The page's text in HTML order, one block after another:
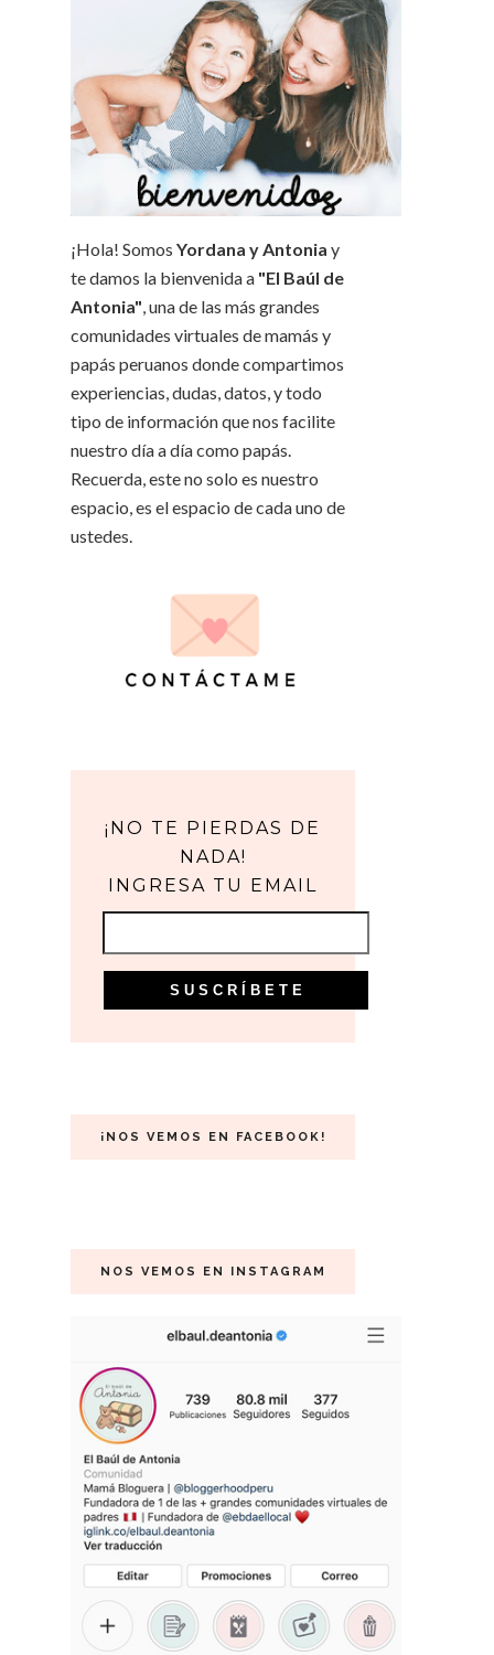
¡Hola! Somos Yordana y Antonia y
te damos la bienvenida a "El Baúl de
Antonia", una de las más grandes
comunidades virtuales de mamás y
papás peruanos donde compartimos
experiencias, dudas, datos, y todo
tipo de información que nos facilite
nuestro día a día como papás.
Recuerda, este no solo es nuestro
espacio, es el espacio de cada uno de
ustedes.
¡NO TE PIERDAS DE
NADA!
INGRESA TU EMAIL
¡NOS VEMOS EN FACEBOOK!
NOS VEMOS EN INSTAGRAM